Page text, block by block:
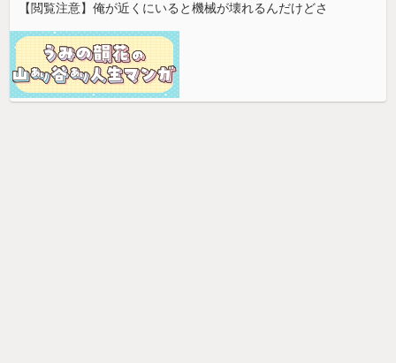
【閲覧注意】俺が近くにいると機械が壊れるんだけどさ